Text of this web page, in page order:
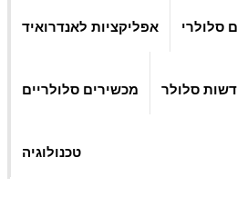
אפליקציות לאנדרואיד סלולרי
מכשירים סלולריים סלולר
טכנולוגיה